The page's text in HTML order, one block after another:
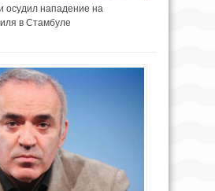
осудил нападение на
в Стамбуле